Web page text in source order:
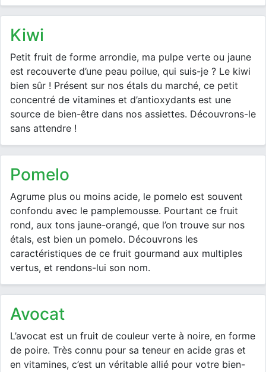
kiwi
Petit fruit de forme arrondie, ma pulpe verte ou jaune
est recouverte d’une peau poilue, qui suis-je ? Le kiwi
bien sûr ! Présent sur nos étals du marché, ce petit
concentré de vitamines et d’antioxydants est une
source de bien-être dans nos assiettes. Découvrons-le
sans attendre !
pomelo
Agrume plus ou moins acide, le pomelo est souvent
confondu avec le pamplemousse. Pourtant ce fruit
rond, aux tons jaune-orangé, que l’on trouve sur nos
étals, est bien un pomelo. Découvrons les
caractéristiques de ce fruit gourmand aux multiples
vertus, et rendons-lui son nom.
avocat
L’avocat est un fruit de couleur verte à noire, en forme
de poire. Très connu pour sa teneur en acide gras et
en vitamines, c’est un véritable allié pour votre bien-